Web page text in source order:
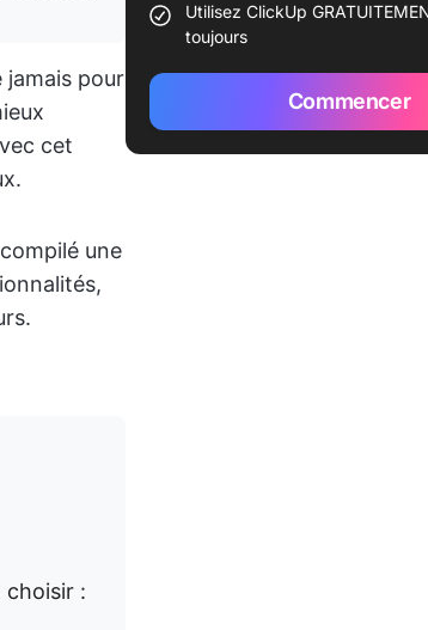
pour
cet
une
choisir :
Utilisez ClickUp
toujours
Commencer